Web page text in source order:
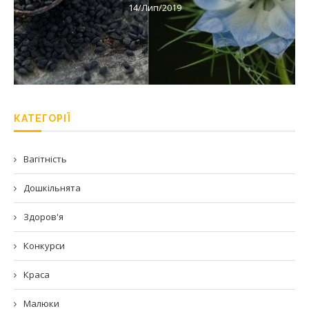
14/Лип/2019
КАТЕГОРІЇ
Вагітність
Дошкільнята
Здоров'я
Конкурси
Краса
Малюки